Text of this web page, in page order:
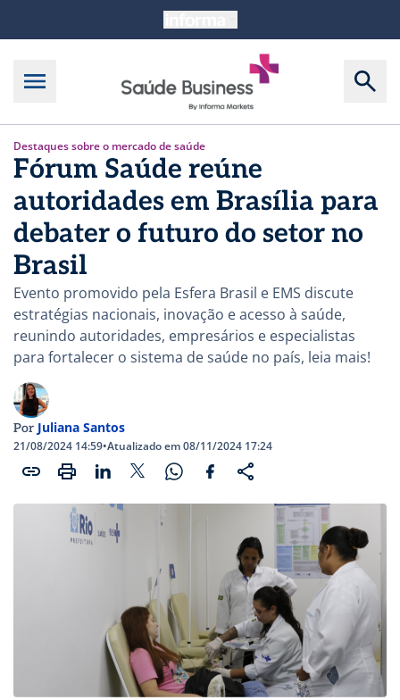
Destaques sobre o mercado de saúde
Fórum Saúde reúne
autoridades em Brasília para
debater o futuro do setor no
Brasil
Evento promovido pela Esfera Brasil e EMS discute
estratégias nacionais, inovação e acesso à saúde,
reunindo autoridades, empresários e especialistas
para fortalecer o sistema de saúde no país, leia mais!
Por Juliana Santos
21/08/2024 14:59•Atualizado em 08/11/2024 17:24